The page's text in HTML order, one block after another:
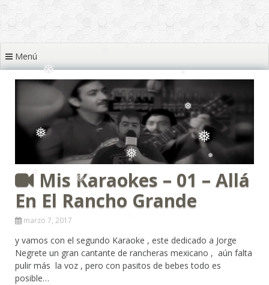
❅
❅
❅
❅
❅
❅ ❅
❅
❅
❅
❅
Menú
Mis Karaokes – 01 – Allá
En El Rancho Grande
marzo 7, 2017
y vamos con el segundo Karaoke , este dedicado a Jorge
Negrete un gran cantante de rancheras mexicano , aún falta
pulir más la voz , pero con pasitos de bebes todo es
posible…